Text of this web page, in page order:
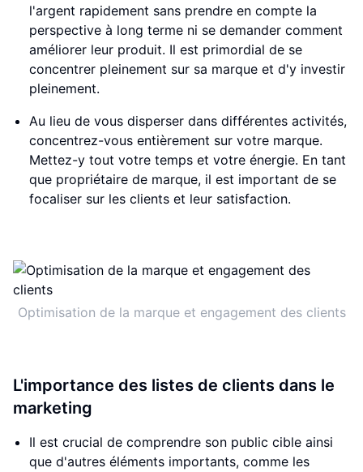
l'argent rapidement sans prendre en compte la
perspective à long terme ni se demander comment
améliorer leur produit. Il est primordial de se
concentrer pleinement sur sa marque et d'y investir
pleinement.
Au lieu de vous disperser dans différentes activités,
concentrez-vous entièrement sur votre marque.
Mettez-y tout votre temps et votre énergie. En tant
que propriétaire de marque, il est important de se
focaliser sur les clients et leur satisfaction.
Optimisation de la marque et engagement des clients
L'importance des listes de clients dans le
marketing
Il est crucial de comprendre son public cible ainsi
que d'autres éléments importants, comme les